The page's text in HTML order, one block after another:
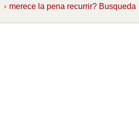
merece la pena recurrir? Busqueda